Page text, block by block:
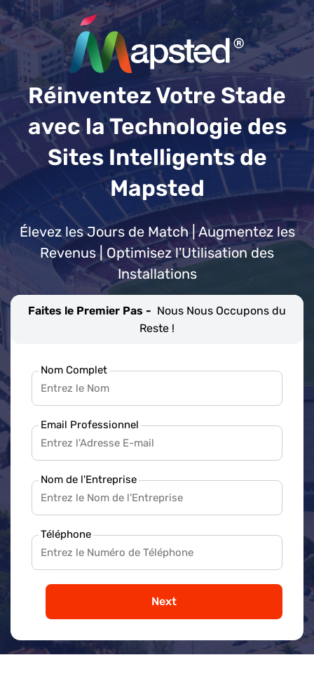
Réinventez Votre Stade
avec la Technologie des
Sites Intelligents de
Mapsted
Élevez les Jours de Match | Augmentez les
Revenus | Optimisez l'Utilisation des
Installations
Faites le Premier Pas - Nous Nous Occupons du
Reste !
Nom Complet
Email Professionnel
Nom de l'Entreprise
Téléphone
Next